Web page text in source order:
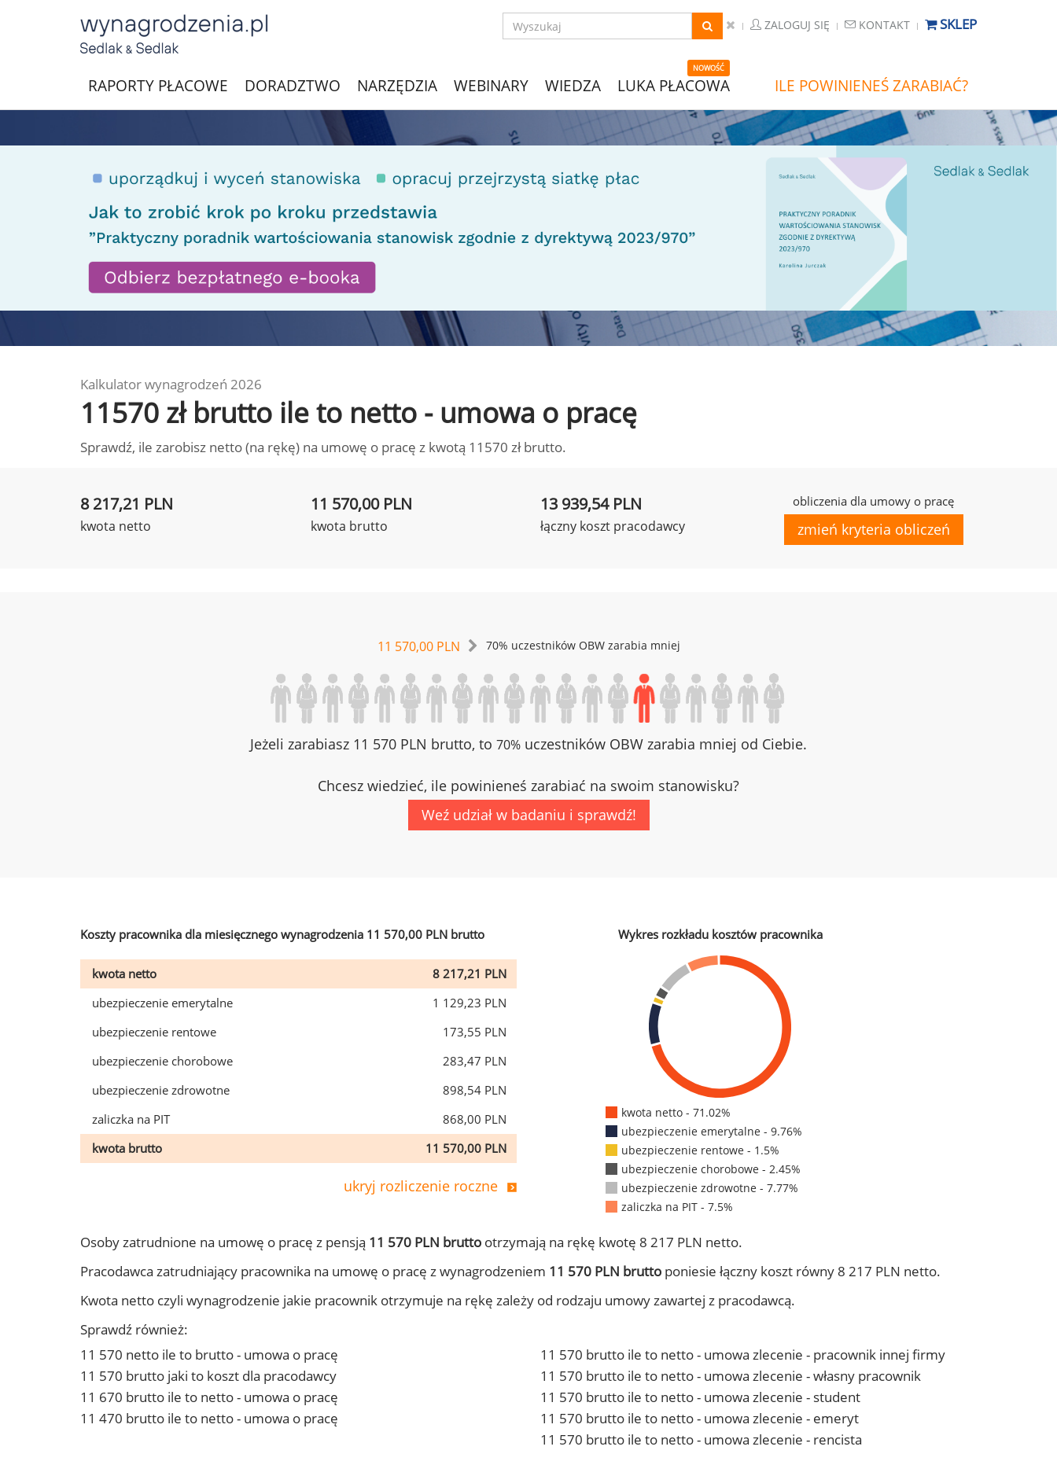
ZALOGUJ SIĘ KONTAKT SKLEP
RAPORTY PŁACOWE DORADZTWO NARZĘDZIA WEBINARY WIEDZA
NOWOŚĆ
LUKA PŁACOWA ILE POWINIENEŚ ZARABIAĆ?
Kalkulator wynagrodzeń 2026
11570 zł brutto ile to netto - umowa o pracę
Sprawdź, ile zarobisz netto (na rękę) na umowę o pracę z kwotą 11570 zł brutto.
8 217,21 PLN
kwota netto
11 570,00 PLN
kwota brutto
13 939,54 PLN
łączny koszt pracodawcy
obliczenia dla umowy o pracę
zmień kryteria obliczeń
11 570,00 PLN 70% uczestników OBW zarabia mniej
Jeżeli zarabiasz 11 570 PLN brutto, to 70% uczestników OBW zarabia mniej od Ciebie.
Chcesz wiedzieć, ile powinieneś zarabiać na swoim stanowisku?
Weź udział w badaniu i sprawdź!
Koszty pracownika dla miesięcznego wynagrodzenia 11 570,00 PLN brutto
kwota netto
8 217,21 PLN
ubezpieczenie emerytalne
1 129,23 PLN
ubezpieczenie rentowe
173,55 PLN
ubezpieczenie chorobowe
283,47 PLN
ubezpieczenie zdrowotne
898,54 PLN
zaliczka na PIT
868,00 PLN
kwota brutto
11 570,00 PLN
ukryj rozliczenie roczne
Wykres rozkładu kosztów pracownika
kwota netto - 71.02%
ubezpieczenie emerytalne - 9.76%
ubezpieczenie rentowe - 1.5%
ubezpieczenie chorobowe - 2.45%
ubezpieczenie zdrowotne - 7.77%
zaliczka na PIT - 7.5%
Osoby zatrudnione na umowę o pracę z pensją 11 570 PLN brutto otrzymają na rękę kwotę 8 217 PLN netto.
Pracodawca zatrudniający pracownika na umowę o pracę z wynagrodzeniem 11 570 PLN brutto poniesie łączny koszt równy 8 217 PLN netto.
Kwota netto czyli wynagrodzenie jakie pracownik otrzymuje na rękę zależy od rodzaju umowy zawartej z pracodawcą.
Sprawdź również:
11 570 netto ile to brutto - umowa o pracę
11 570 brutto jaki to koszt dla pracodawcy
11 670 brutto ile to netto - umowa o pracę
11 470 brutto ile to netto - umowa o pracę
11 570 brutto ile to netto - umowa zlecenie - pracownik innej firmy
11 570 brutto ile to netto - umowa zlecenie - własny pracownik
11 570 brutto ile to netto - umowa zlecenie - student
11 570 brutto ile to netto - umowa zlecenie - emeryt
11 570 brutto ile to netto - umowa zlecenie - rencista